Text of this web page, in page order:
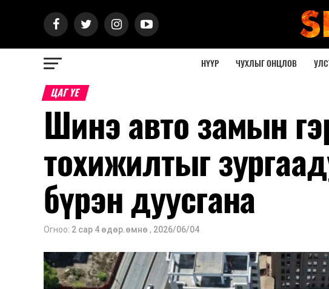
НҮҮР ЧУХЛЫГ ОНЦЛОВ
ЦАГ ҮЕ
Шинэ авто замын
тохижилтыг
бүрэн дуусгана
Огноо: 2 сар 4 өдөр.өмнө , 2026/06/04